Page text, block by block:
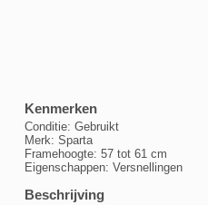
Kenmerken
Conditie: Gebruikt
Merk: Sparta
Framehoogte: 57 tot 61 cm
Eigenschappen: Versnellingen
Beschrijving